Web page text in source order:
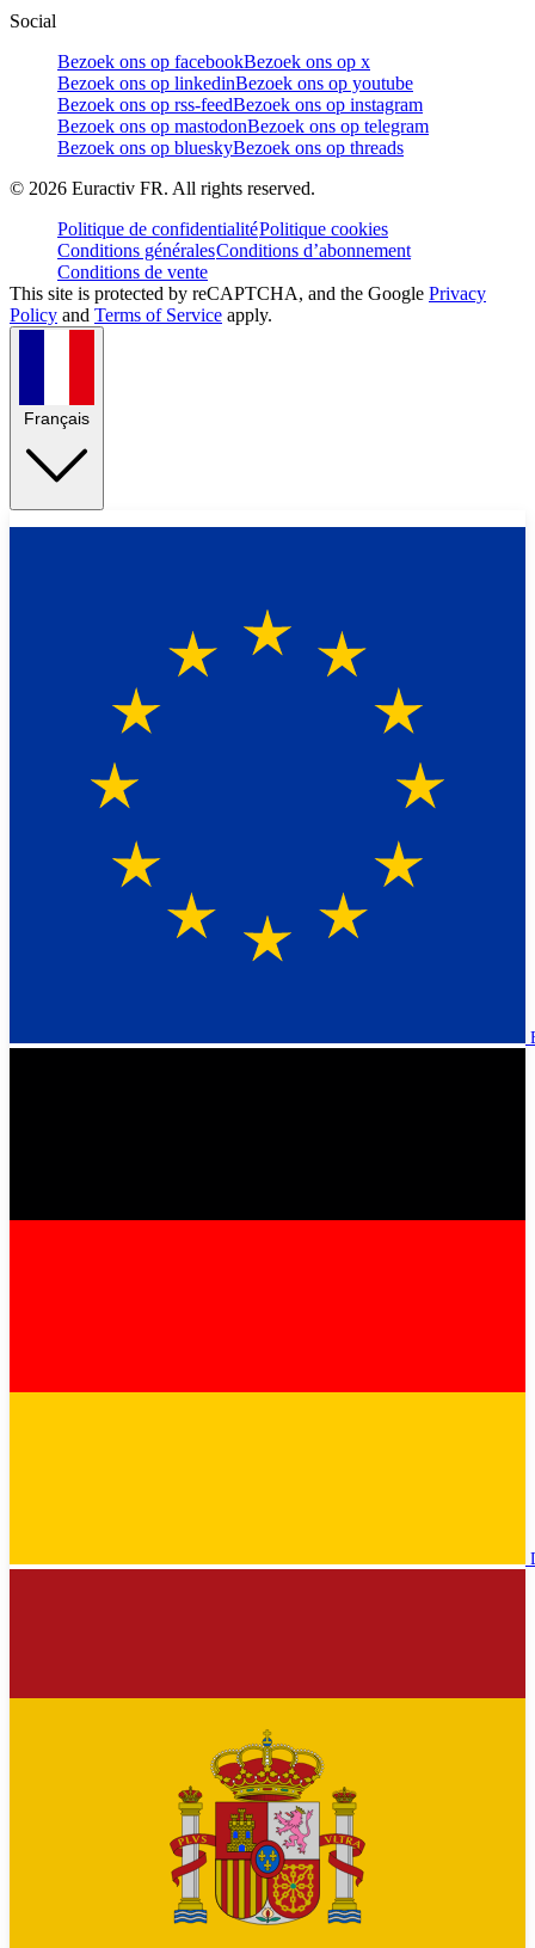
Social
Bezoek ons op facebookBezoek ons op x
Bezoek ons op linkedinBezoek ons op youtube
Bezoek ons op rss-feedBezoek ons op instagram
Bezoek ons op mastodonBezoek ons op telegram
Bezoek ons op blueskyBezoek ons op threads
© 2026 Euractiv FR. All rights reserved.
Politique de confidentialitéPolitique cookies
Conditions généralesConditions d’abonnement
Conditions de vente
This site is protected by reCAPTCHA, and the Google Privacy
Policy and Terms of Service apply.
Français